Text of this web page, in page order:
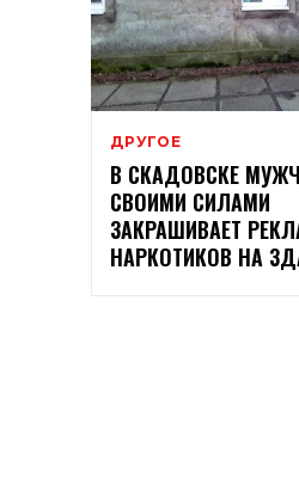
ДРУГОЕ
В СКАДОВСКЕ
СВОИМИ СИЛАМИ
ЗАКРАШИВАЕТ
НАРКОТИКОВ НА